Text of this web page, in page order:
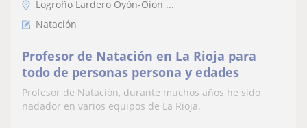
Logroño Lardero Oyón-Oion ...
Natación
Profesor de Natación en La Rioja para
todo de personas persona y edades
Profesor de Natación, durante muchos años he sido
nadador en varios equipos de La Rioja.